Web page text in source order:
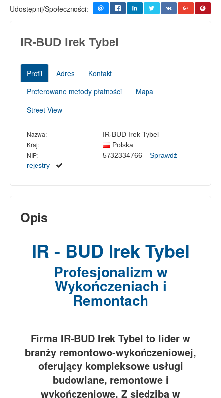
Udostępnij/Społeczności:
IR-BUD Irek Tybel
Profil Adres
Kontakt
Preferowane metody płatności
Mapa
Street View
Nazwa: IR-BUD Irek Tybel
Kraj: Polska
NIP: 5732334766 Sprawdź
rejestry
Opis
IR - BUD Irek Tybel
Profesjonalizm w
Wykończeniach i
Remontach
Firma IR-BUD Irek Tybel to lider w
branży remontowo-wykończeniowej,
oferujący kompleksowe usługi
budowlane, remontowe i
wykończeniowe. Z siedzibą w